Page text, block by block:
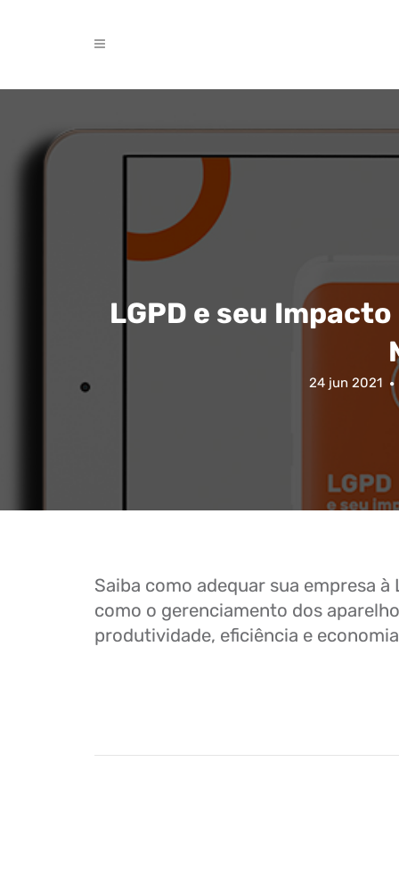
LGPD e seu
24 jun 2021
Saiba como adequar sua empresa à
como o gerenciamento dos
produtividade, eficiência e